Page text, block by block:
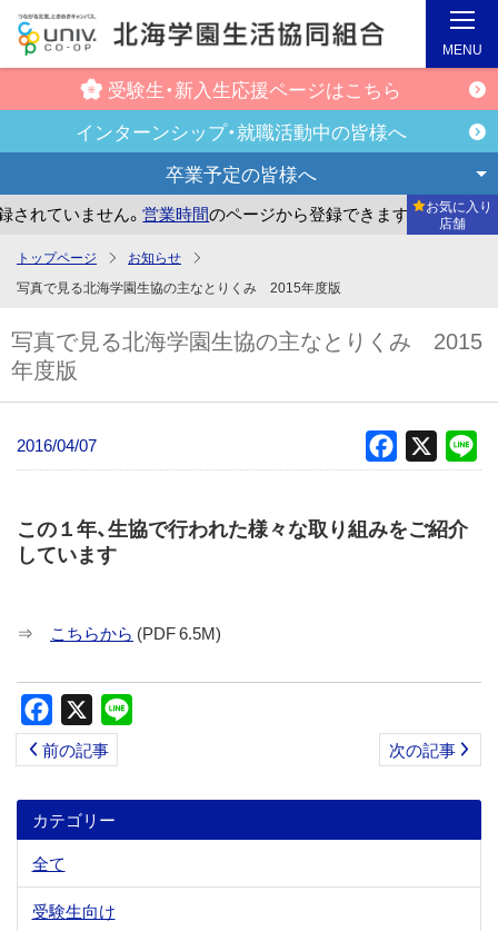
コ
ン
テ
受験生・新入生応援ページはこちら
インターンシップ・就職活動中の皆様へ
卒業予定の皆様へ
れていません。営業時間のページから登録できます。 まだ
お気に入り
店舗
MENU
トップページ
お知らせ
写真で見る北海学園生協の主なとりくみ 2015年度版
写真で見る北海学園生協の主なとりくみ 2015
年度版
2016/04/07 Facebook
この１年、生協で行われた様々な取り組みをご紹介
しています
⇒ こちらから (PDF 6.5M)
Facebook
前の記事 次の記事
カテゴリー
全て
受験生向け